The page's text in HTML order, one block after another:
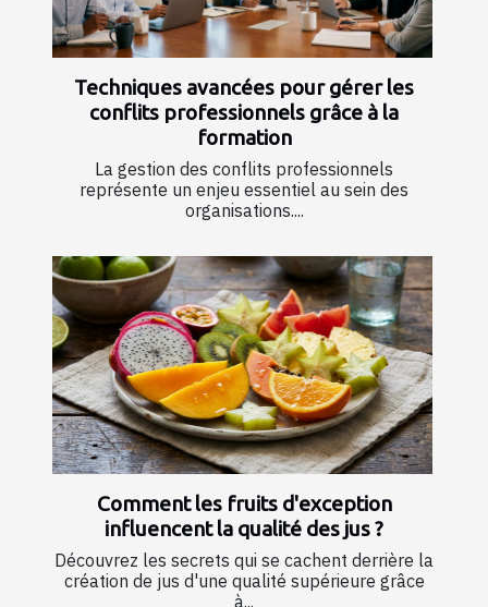
Techniques avancées pour gérer les
conflits professionnels grâce à la
formation
La gestion des conflits professionnels
représente un enjeu essentiel au sein des
organisations....
Comment les fruits d'exception
influencent la qualité des jus ?
Découvrez les secrets qui se cachent derrière la
création de jus d'une qualité supérieure grâce
à...